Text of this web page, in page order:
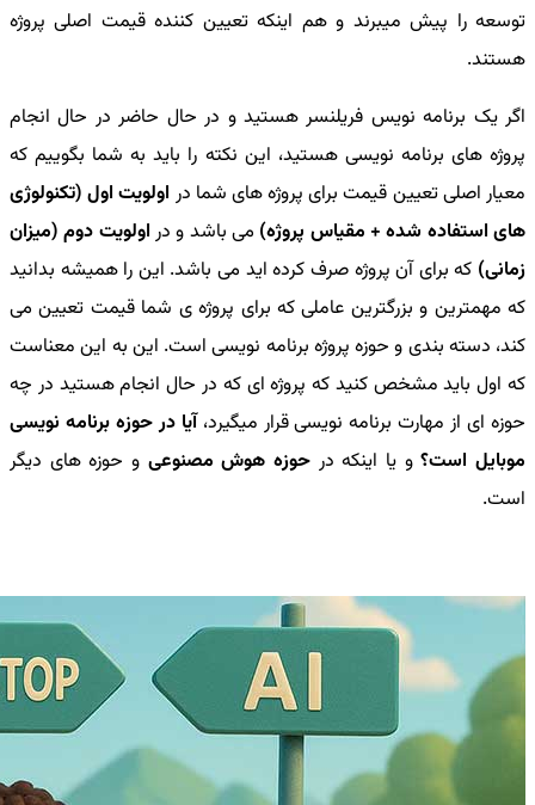
توسعه را پیش میبرند و هم اینکه تعیین کننده قیمت اصلی پروژه
هستند.
اگر یک برنامه نویس فریلنسر هستید و در حال حاضر در حال انجام
پروژه های برنامه نویسی هستید، این نکته را باید به شما بگوییم که
معیار اصلی تعیین قیمت برای پروژه های شما در اولویت اول (تکنولوژی
های استفاده شده + مقیاس پروژه) می باشد و در اولویت دوم (میزان
زمانی) که برای آن پروژه صرف کرده اید می باشد. این را همیشه بدانید
که مهمترین و بزرگترین عاملی که برای پروژه ی شما قیمت تعیین می
کند، دسته بندی و حوزه پروژه برنامه نویسی است. این به این معناست
که اول باید مشخص کنید که پروژه ای که در حال انجام هستید در چه
حوزه ای از مهارت برنامه نویسی قرار میگیرد، آیا در حوزه برنامه نویسی
موبایل است؟و یا اینکه در حوزه هوش مصنوعی و حوزه های دیگر
است.